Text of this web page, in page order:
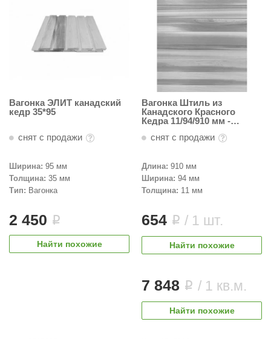
камень
Вагонка ЭЛИТ канадский
кедр 35*95
снят с продажи
Ширина: 95 мм
Толщина: 35 мм
Тип: Вагонка
2 450 i
Найти похожие
Вагонка Штиль из
Канадского Красного
Кедра 11/94/910 мм -
снят с продажи
Длина: 910 мм
Ширина: 94 мм
Толщина: 11 мм
654 i / 1 шт.
Найти похожие
7 848 i / 1 кв.м.
Найти похожие